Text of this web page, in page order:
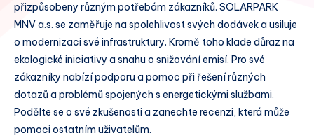
přizpůsobeny různým potřebám zákazníků. SOLARPARK
MNV a.s. se zaměřuje na spolehlivost svých dodávek a usiluje
o modernizaci své infrastruktury. Kromě toho klade důraz na
ekologické iniciativy a snahu o snižování emisí. Pro své
zákazníky nabízí podporu a pomoc při řešení různých
dotazů a problémů spojených s energetickými službami.
Podělte se o své zkušenosti a zanechte recenzi, která může
pomoci ostatním uživatelům.